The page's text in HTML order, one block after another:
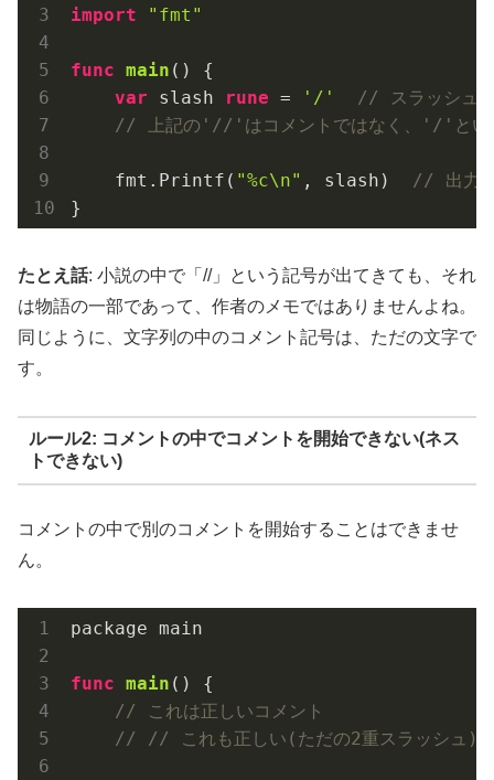
import "fmt"
func main ()
{
var slash rune = '/'
// スラッシュ
// 上記の'//'はコメントではなく、'/'とい
    fmt.Printf(
"%c\n" , slash) // 出
たとえ話: 小説の中で「//」という記号が出てきても、それ
は物語の一部であって、作者のメモではありませんよね。
同じように、文字列の中のコメント記号は、ただの文字で
す。
ルール2: コメントの中でコメントを開始できない(ネス
トできない)
コメントの中で別のコメントを開始することはできませ
ん。
package main
func main ()
{
// これは正しいコメント
// // これも正しい(ただの2重スラッシュ)